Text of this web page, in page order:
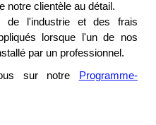
notre clientèle au détail.
de l'industrie et des frais
lorsque l'un de nos
par un professionnel.
sur notre
Programme-